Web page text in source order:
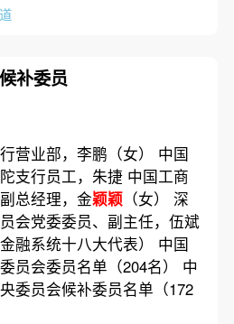
补委员
营业部，李鹏（女） 中国
支行员工，朱捷 中国工商
总经理，金颖颖（女） 深
会党委委员、副主任，伍斌
融系统十八大代表） 中国
员会委员名单（204名） 中
委员会候补委员名单（172